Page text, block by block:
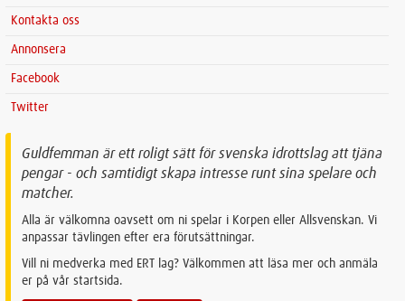
Kontakta oss
Annonsera
Facebook
Twitter
Guldfemman är ett roligt sätt för svenska idrottslag att tjäna
pengar - och samtidigt skapa intresse runt sina spelare och
matcher.
Alla är välkomna oavsett om ni spelar i Korpen eller Allsvenskan. Vi
anpassar tävlingen efter era förutsättningar.
Vill ni medverka med ERT lag? Välkommen att läsa mer och anmäla
er på vår startsida.